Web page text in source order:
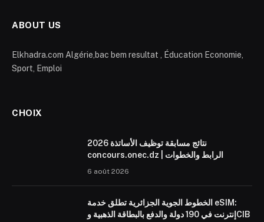
ABOUT US
Elkhadra.com Algérie,bac bem resultat , Éducation Economie,
Sport, Emploi
CHOIX
نتائج مسابقة توظيف الأساتذة 2026
concours.onec.dz | الرابط والخطوات
6 août 2026
الخطوط الجوية الجزائرية تطلق خدمة eSIM:
إنترنت في 190 دولة والدفع بالبطاقة الذهبية وCIB